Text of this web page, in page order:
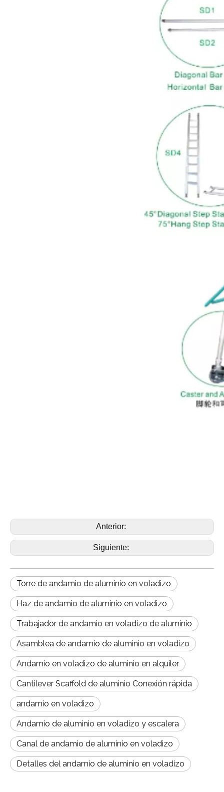
Anterior:
Siguiente:
Torre de andamio de aluminio en voladizo
Haz de andamio de aluminio en voladizo
Trabajador de andamio en voladizo de aluminio
Asamblea de andamio de aluminio en voladizo
Andamio en voladizo de aluminio en alquiler
Cantilever Scaffold de aluminio Conexión rápida
andamio en voladizo
Andamio de aluminio en voladizo y escalera
Canal de andamio de aluminio en voladizo
Detalles del andamio de aluminio en voladizo